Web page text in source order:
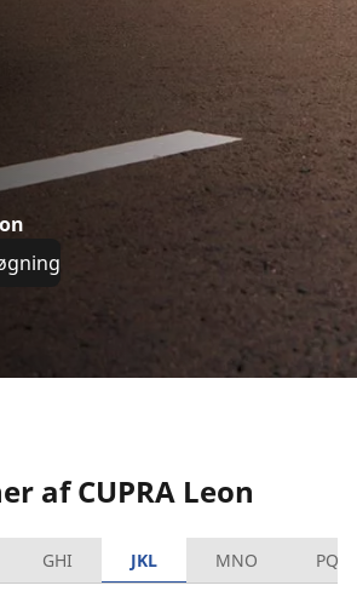
af CUPRA Leon
GHI JKL MNO